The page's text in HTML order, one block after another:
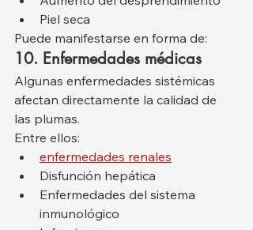
Piel seca
Puede manifestarse en forma de:
10. Enfermedades médicas
Algunas enfermedades sistémicas
afectan directamente la calidad de
las plumas.
Entre ellos:
enfermedades renales
Disfunción hepática
Enfermedades del sistema
inmunológico